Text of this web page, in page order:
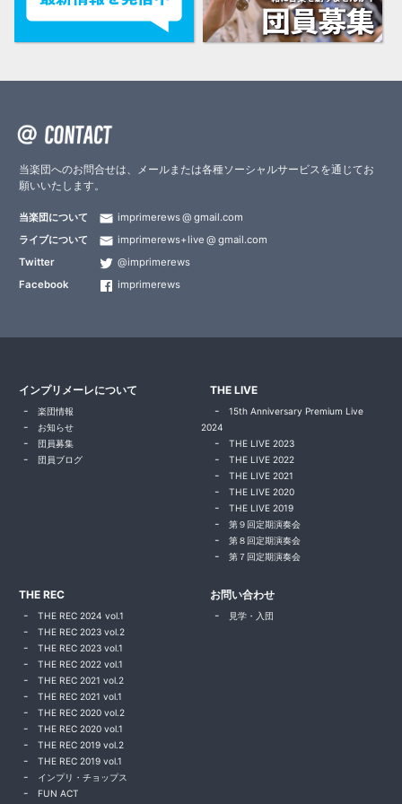
当楽団へのお問合せは、メールまたは各種ソーシャルサービスを通じてお
願いいたします。
当楽団について imprimerews
gmail.com
ライブについて
imprimerews+live
gmail.com
Twitter
@imprimerews
Facebook
imprimerews
インプリメーレについて
楽団情報
お知らせ
団員募集
団員ブログ
THE LIVE
15th Anniversary Premium Live
2024
THE LIVE 2023
THE LIVE 2022
THE LIVE 2021
THE LIVE 2020
THE LIVE 2019
第９回定期演奏会
第８回定期演奏会
第７回定期演奏会
THE REC
THE REC 2024 vol.1
THE REC 2023 vol.2
THE REC 2023 vol.1
THE REC 2022 vol.1
THE REC 2021 vol.2
THE REC 2021 vol.1
THE REC 2020 vol.2
THE REC 2020 vol.1
THE REC 2019 vol.2
THE REC 2019 vol.1
インプリ・チョップス
FUN ACT
お問い合わせ
見学・入団